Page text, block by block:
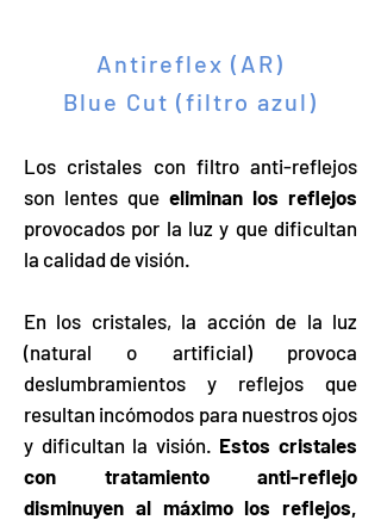
Antireflex (AR)
Blue Cut (filtro azul)
Los cristales con filtro anti-reflejos
son lentes que eliminan los reflejos
provocados por la luz y que dificultan
la calidad de visión.
En los cristales, la acción de la luz
(natural o artificial) provoca
deslumbramientos y reflejos que
resultan incómodos para nuestros ojos
y dificultan la visión. Estos cristales
con tratamiento anti-reflejo
disminuyen al máximo los reflejos,